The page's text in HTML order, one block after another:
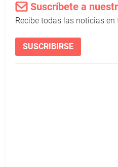
Suscríbete a
Recibe todas las noticias
SUSCRIBIRSE